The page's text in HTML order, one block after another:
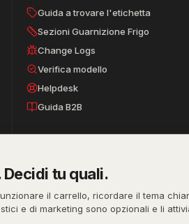
Guida a trovare l'etichetta
Sezioni Guarnizione Frigo
Change Logs
Verifica modello
Helpdesk
Guida B2B
s.a.s.
P. IVA
IT04790290631
REA
NA-395472
PEC
tu quali.
il carrello, ricordare il tema
e di marketing sono opzionali e li